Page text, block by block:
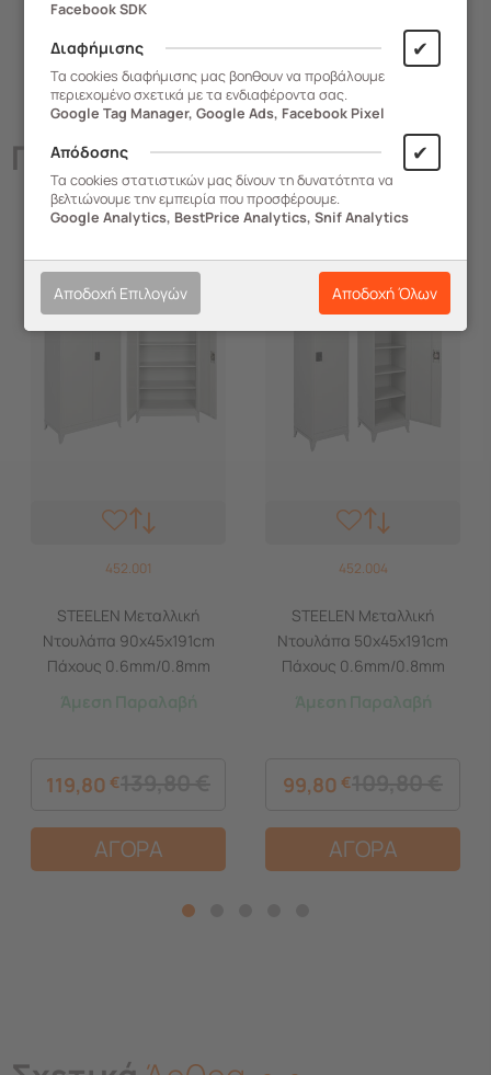
ΠαρόμοιαΠροϊόντα
452.001
STEELEN Μεταλλική
Ντουλάπα 90x45x191cm
Πάχους 0.6mm/0.8mm
(πάτωμα) Γαλβανιζέ με 4
Άμεση Παραλαβή
119,80 €
ΑΓΟΡΑ
452.004
STEELEN Μεταλλική
Ντουλάπα 50x45x191cm
Πάχους 0.6mm/0.8mm
(πάτωμα) Γαλβανιζέ με 4
Άμεση Παραλαβή
99,80 €
ΑΓΟΡΑ
Facebook SDK
Διαφήμισης ✔
Τα cookies διαφήμισης μας βοηθουν να προβάλουμε
περιεχομένο σχετικά με τα ενδιαφέροντα σας.
Google Tag Manager, Google Ads, Facebook Pixel
Απόδοσης ✔
Τα cookies στατιστικών μας δίνουν τη δυνατότητα να
βελτιώνουμε την εμπειρία που προσφέρουμε.
Google Analytics, BestPrice Analytics, Snif Analytics
Αποδοχή Επιλογών Αποδοχή Όλων